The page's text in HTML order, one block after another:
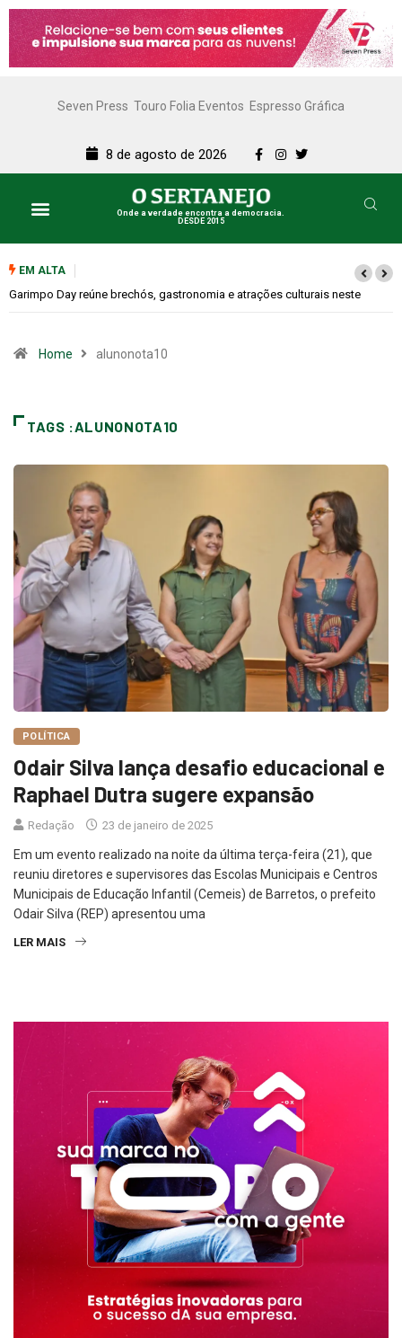
Seven Press Touro Folia Eventos Espresso Gráfica
8 de agosto de 2026
Onde a verdade encontra a democracia.
DESDE 2015
EM ALTA
Garimpo Day reúne brechós, gastronomia e atrações culturais neste
Home alunonota10
TAGS :ALUNONOTA10
POLÍTICA
Odair Silva lança desafio educacional e
Raphael Dutra sugere expansão
Redação 23 de janeiro de 2025
Em um evento realizado na noite da última terça-feira (21), que
reuniu diretores e supervisores das Escolas Municipais e Centros
Municipais de Educação Infantil (Cemeis) de Barretos, o prefeito
Odair Silva (REP) apresentou uma
LER MAIS